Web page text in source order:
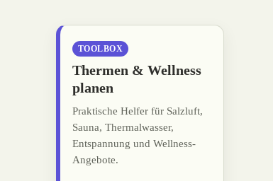
TOOLBOX
Thermen & Wellness
planen
Praktische Helfer für Salzluft,
Sauna, Thermalwasser,
Entspannung und Wellness-
Angebote.